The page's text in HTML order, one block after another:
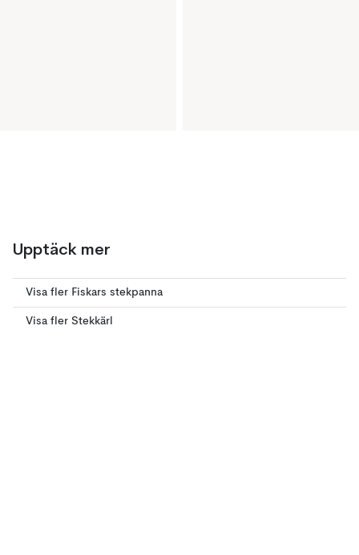
Upptäck mer
Visa fler Fiskars stekpanna
Visa fler Stekkärl